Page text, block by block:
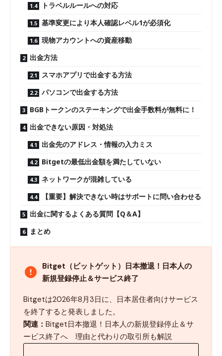
トラベルルールへの対応
基準変更により本人確認レベル1が必須化
現物アカウントへの資産移動
出金方法
スマホアプリで出金する方法
パソコンで出金する方法
BGBトークンのステーキングで出金手数料が無料に！
出金できない原因・対処法
出金先のアドレス・情報の入力ミス
Bitgetの最低出金額を満たしていない
ネットワークが混雑している
【重要】解決できない時はサポートに問い合わせる
出金に関するよくある質問【Q＆A】
まとめ
Bitget（ビットゲット）日本撤退！日本人の
新規登録停止＆サービス終了
Bitgetは2026年8月3日に、日本居住者向けサービス
を終了すると発表しました。
関連： Bitget日本撤退！日本人の新規登録停止＆サ
ービス終了へ 理由と代わりの取引所も解説